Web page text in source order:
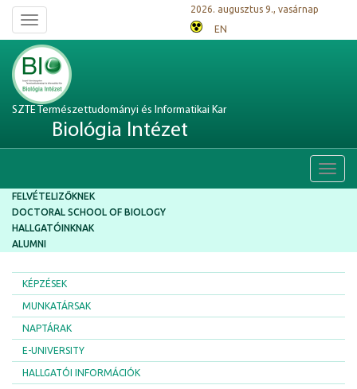
Toggle
navigation
2026. augusztus 9., vasárnap
EN
SZTE Természettudományi és Informatikai Kar
Biológia Intézet
FELVÉTELIZŐKNEK
DOCTORAL SCHOOL OF BIOLOGY
HALLGATÓINKNAK
ALUMNI
KÉPZÉSEK
MUNKATÁRSAK
NAPTÁRAK
E-UNIVERSITY
HALLGATÓI INFORMÁCIÓK